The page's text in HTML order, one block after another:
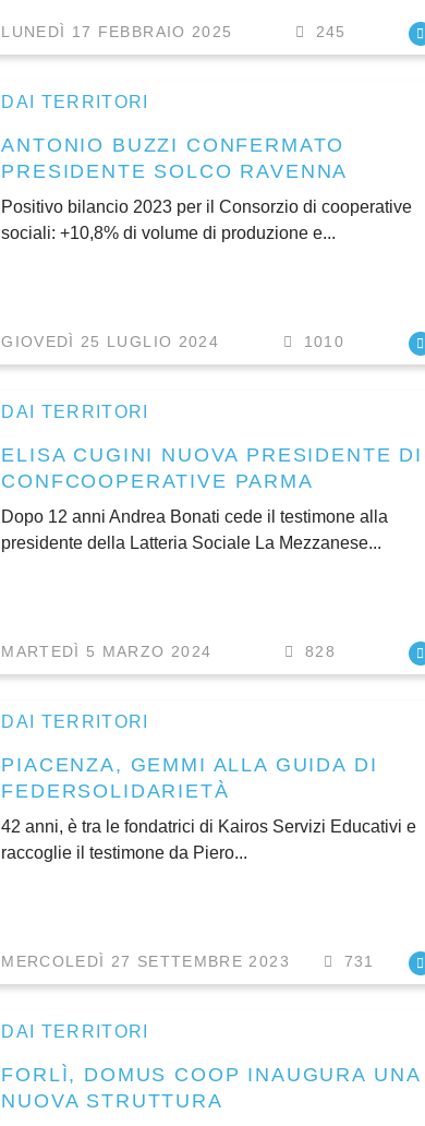
LUNEDÌ 17 FEBBRAIO 2025 245
DAI TERRITORI
ANTONIO BUZZI CONFERMATO
PRESIDENTE SOLCO RAVENNA
Positivo bilancio 2023 per il Consorzio di cooperative
sociali: +10,8% di volume di produzione e...
GIOVEDÌ 25 LUGLIO 2024 1010
DAI TERRITORI
ELISA CUGINI NUOVA PRESIDENTE DI
CONFCOOPERATIVE PARMA
Dopo 12 anni Andrea Bonati cede il testimone alla
presidente della Latteria Sociale La Mezzanese...
MARTEDÌ 5 MARZO 2024 828
DAI TERRITORI
PIACENZA, GEMMI ALLA GUIDA DI
FEDERSOLIDARIETÀ
42 anni, è tra le fondatrici di Kairos Servizi Educativi e
raccoglie il testimone da Piero...
MERCOLEDÌ 27 SETTEMBRE 2023 731
DAI TERRITORI
FORLÌ, DOMUS COOP INAUGURA UNA
NUOVA STRUTTURA